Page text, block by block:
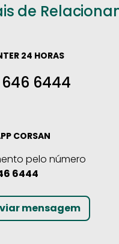
de
24 HORAS
6444
CORSAN
pelo número
6444
mensagem